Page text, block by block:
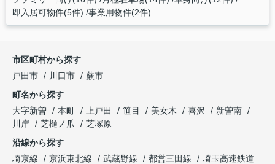
即入居可物件(5件) 事業用物件(2件)
市区町村から探す
戸田市
川口市
蕨市
町名から探す
大字新曽
本町 上戸田 笹目 美女木 喜沢
新曽南
川岸
芝樋ノ爪
芝塚原
沿線から探す
埼京線
京浜東北線 武蔵野線 都営三田線
埼玉高速鉄道